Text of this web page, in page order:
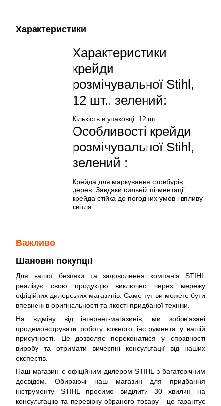
Характеристики
Характеристики
крейди
розмічувальної Stihl,
12 шт., зелений:
Кількість в упаковці: 12 шт.
Особливості крейди
розмічувальної Stihl,
зелений :
Крейда для маркування стовбурів
дерев. Завдяки сильній пігментації
крейда стійка до погодних умов і впливу
світла.
Важливо
Шановні покупці!
Для вашої безпеки та задоволення компанія STIHL
реалізує свою продукцію виключно через мережу
офіційних дилерських магазинів. Саме тут ви можете бути
впевнені в оригінальності та якості придбаної техніки.
На відміну від інтернет-магазинів, ми зобов'язані
продемонструвати роботу кожного інструмента у вашій
присутності. Це дозволяє переконатися у справності
виробу та отримати вичерпні консультації від наших
експертів.
Наш магазин є офіційним дилером STIHL з багаторічним
досвідом. Обираючі наш магазин для придбання
інструменту STIHL просимо виділити 30 хвилин на
консультацію та перевірку обраного товару - це гарантує